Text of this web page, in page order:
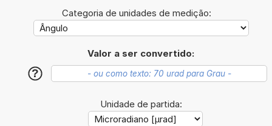
Categoria de unidades de medição:
Valor a ser convertido:
?
Unidade de partida: